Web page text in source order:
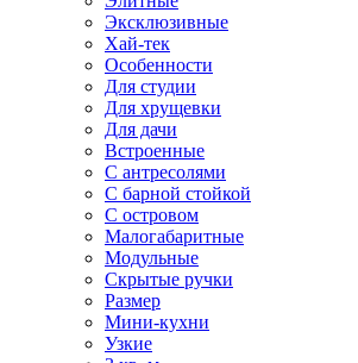
Эксклюзивные
Хай-тек
Особенности
Для студии
Для хрущевки
Для дачи
Встроенные
С антресолями
С барной стойкой
С островом
Малогабаритные
Модульные
Скрытые ручки
Размер
Мини-кухни
Узкие